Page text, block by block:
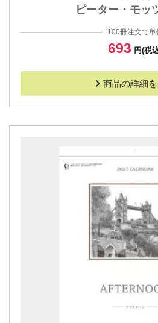
ピーター・モッ
100冊注文で単
693 円(税
商品の詳細